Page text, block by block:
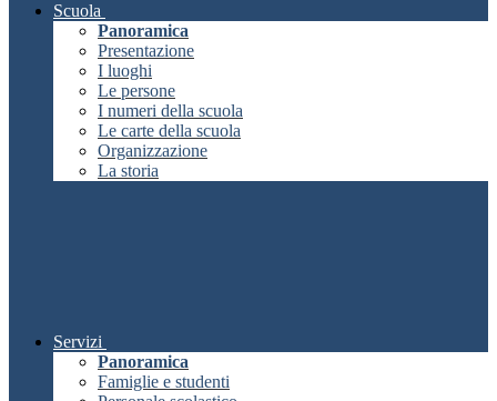
Scuola
Panoramica
Presentazione
I luoghi
Le persone
I numeri della scuola
Le carte della scuola
Organizzazione
La storia
Servizi
Panoramica
Famiglie e studenti